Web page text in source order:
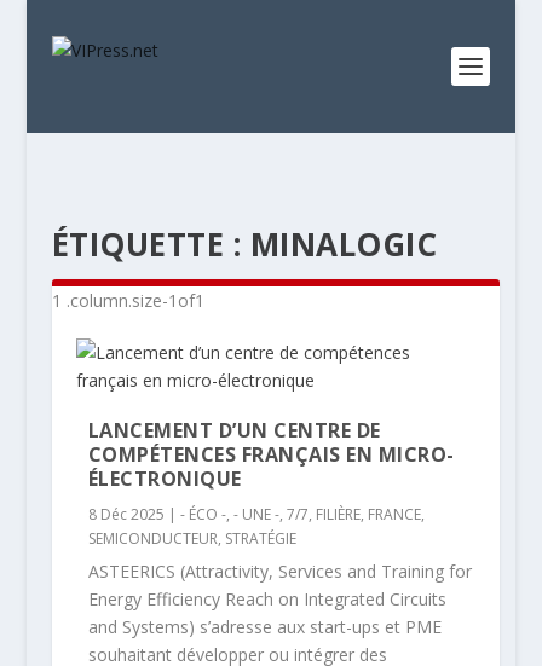
ÉTIQUETTE : MINALOGIC
LANCEMENT D’UN CENTRE DE
COMPÉTENCES FRANÇAIS EN MICRO-
ÉLECTRONIQUE
8 Déc 2025 | - ÉCO -, - UNE -, 7/7, FILIÈRE, FRANCE,
SEMICONDUCTEUR, STRATÉGIE
ASTEERICS (Attractivity, Services and Training for
Energy Efficiency Reach on Integrated Circuits
and Systems) s’adresse aux start-ups et PME
souhaitant développer ou intégrer des